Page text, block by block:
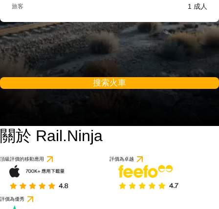
旅客 1 成人
搜索火車
關於 Rail.Ninja
頂級評價的移動應用 評價為卓越
評價為優秀